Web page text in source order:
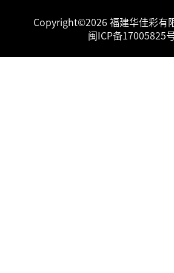
Copyright©2026 福建华佳彩有
闽ICP备17005825